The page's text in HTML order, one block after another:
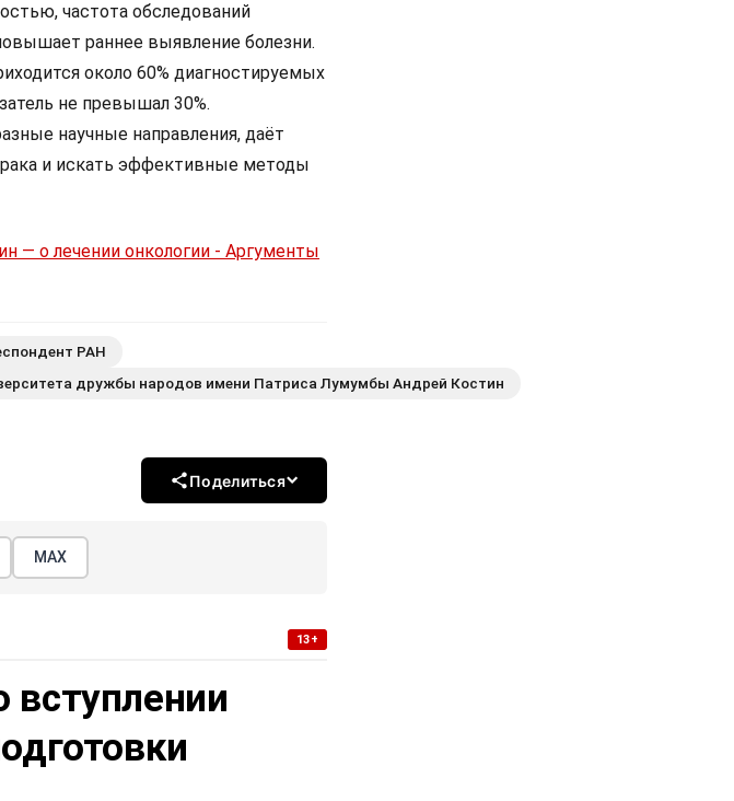
частота обследований
раннее выявление болезни.
около 60% диагностируемых
не превышал 30%.
научные направления, даёт
и искать эффективные методы
— о лечении онкологии - Аргументы
РАН
дружбы народов имени Патриса Лумумбы Андрей Костин
Поделиться
МАХ
13+